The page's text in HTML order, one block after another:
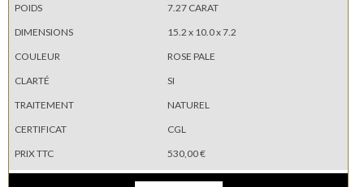
POIDS
7.27 CARAT
DIMENSIONS
15.2 x 10.0 x 7.2
COULEUR
ROSE PALE
CLARTÉ
SI
TRAITEMENT
NATUREL
CERTIFICAT
CGL
PRIX TTC
530,00 €